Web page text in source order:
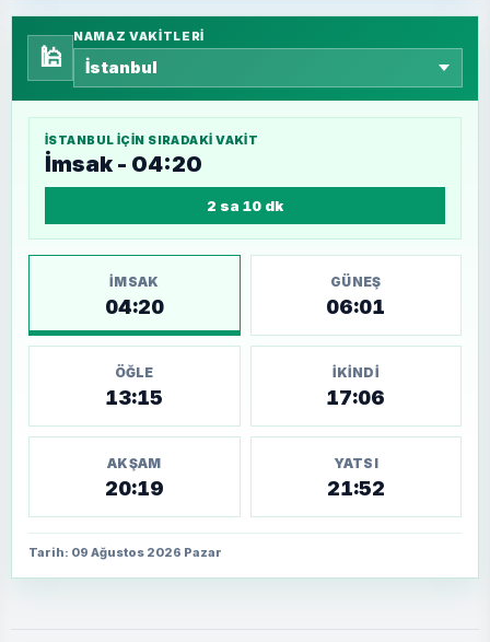
🕌
NAMAZ VAKITLERI
İSTANBUL IÇIN SIRADAKI VAKIT
İmsak - 04:20
2 sa 10 dk
İMSAK
04:20
GÜNEŞ
06:01
ÖĞLE
13:15
İKINDI
17:06
AKŞAM
20:19
YATSI
21:52
Tarih: 09 Ağustos 2026 Pazar